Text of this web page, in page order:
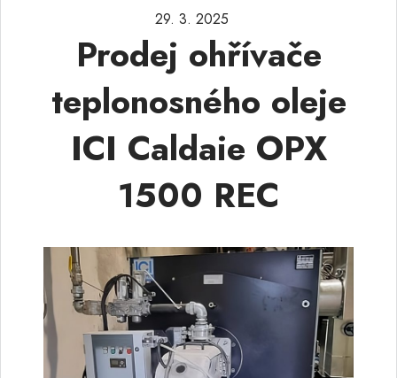
29. 3. 2025
Prodej ohřívače
teplonosného oleje
ICI Caldaie OPX
1500 REC